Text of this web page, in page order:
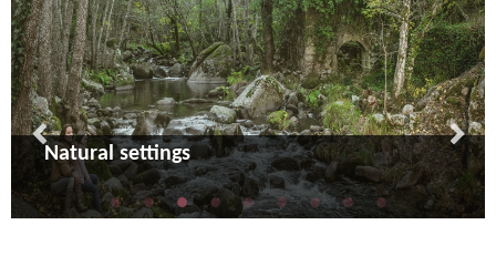
Archaeology
Cultural
Natural settings
Adventure
Enoturism
Religious turism
Crafts and rural life
Mountain and snow
Ciclyng